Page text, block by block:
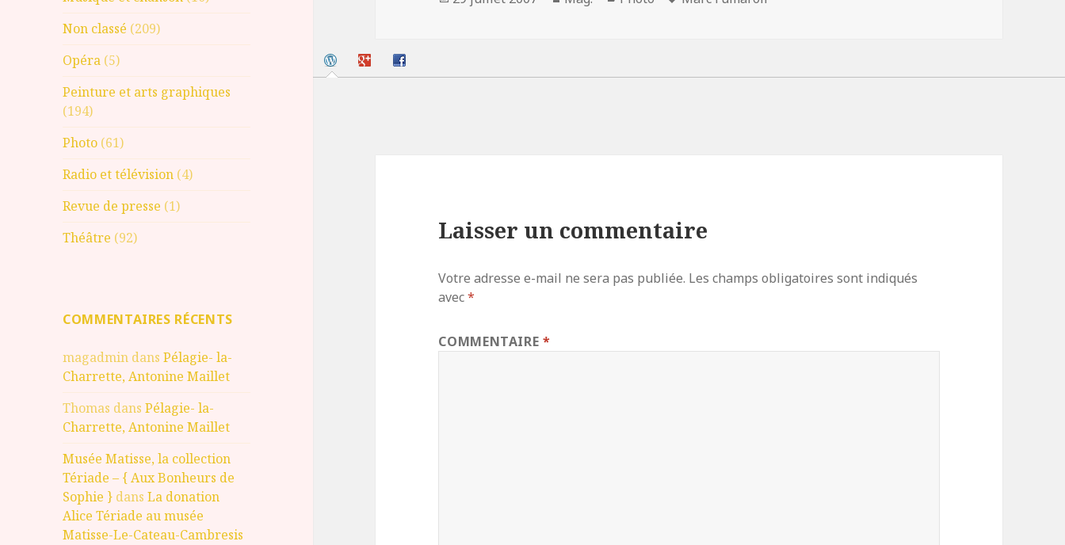
Non classé (209)
Opéra (5)
Peinture et arts graphiques
(194)
Photo (61)
Radio et télévision (4)
Revue de presse (1)
Théâtre (92)
COMMENTAIRES RÉCENTS
magadmin dansPélagie- la-
Charrette, Antonine Maillet
Thomas dansPélagie- la-
Charrette, Antonine Maillet
Musée Matisse, la collection
Tériade – { Aux Bonheurs de
Sophie } dansLa donation
Alice Tériade au musée
Matisse-Le-Cateau-Cambresis
Laisser un commentaire
Votre adresse e-mail ne sera pas publiée. Les champs obligatoires sont indiqués
avec*
COMMENTAIRE*